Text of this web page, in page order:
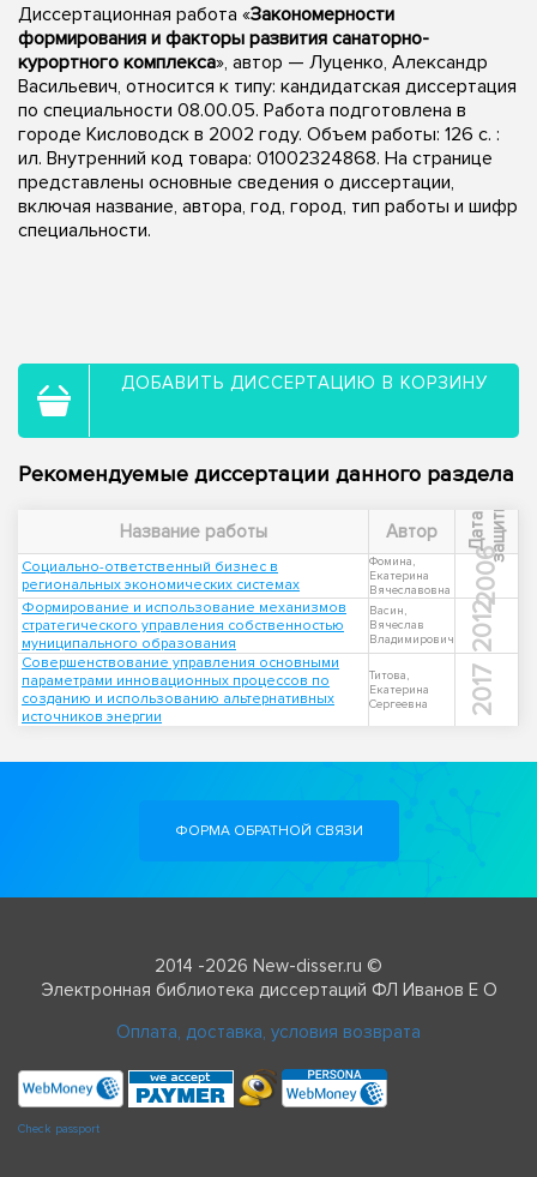
Диссертационная работа «Закономерности
формирования и факторы развития санаторно-
курортного комплекса», автор — Луценко, Александр
Васильевич, относится к типу: кандидатская диссертация
по специальности 08.00.05. Работа подготовлена в
городе Кисловодск в 2002 году. Объем работы: 126 с. :
ил. Внутренний код товара: 01002324868. На странице
представлены основные сведения о диссертации,
включая название, автора, год, город, тип работы и шифр
специальности.
ДОБАВИТЬ ДИССЕРТАЦИЮ В КОРЗИНУ
Рекомендуемые диссертации данного раздела
Название работы Автор Д
а
т
а
з
а
щ
и
ты
Социально-ответственный бизнес в
региональных экономических системах
Фомина,
Екатерина
Вячеславовна
2006
Формирование и использование механизмов
стратегического управления собственностью
муниципального образования
Васин,
Вячеслав
Владимирович
2012
Совершенствование управления основными
параметрами инновационных процессов по
созданию и использованию альтернативных
источников энергии
Титова,
Екатерина
Сергеевна
2017
ФОРМА ОБРАТНОЙ СВЯЗИ
2014 -2026 New-disser.ru ©
Электронная библиотека диссертаций ФЛ Иванов Е О
Оплата, доставка, условия возврата
Check passport